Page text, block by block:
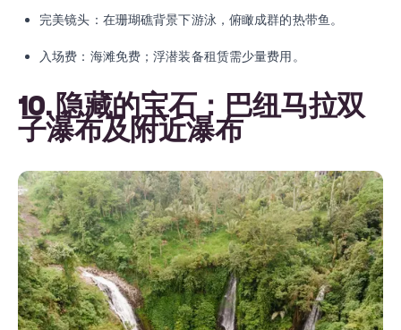
完美镜头：在珊瑚礁背景下游泳，俯瞰成群的热带鱼。
入场费：海滩免费；浮潜装备租赁需少量费用。
10. 隐藏的宝石：巴纽马拉双
子瀑布及附近瀑布